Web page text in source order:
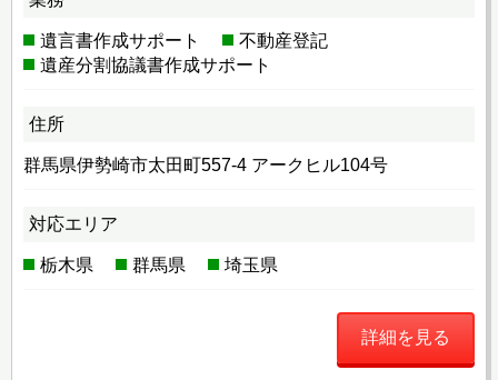
遺言書作成サポート
不動産登記
遺産分割協議書作成サポート
住所
群馬県伊勢崎市太田町557-4 アークヒル104号
対応エリア
栃木県 群馬県 埼玉県
詳細を見る